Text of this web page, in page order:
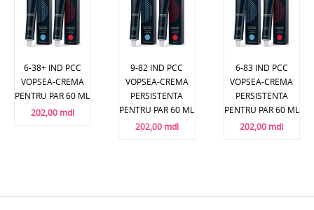
6-38+ IND PCC
VOPSEA-CREMA
PENTRU PAR 60 ML
202,00 mdl
9-82 IND PCC
VOPSEA-CREMA
PERSISTENTA
PENTRU PAR 60 ML
202,00 mdl
6-83 IND PCC
VOPSEA-CREMA
PERSISTENTA
PENTRU PAR 60 ML
202,00 mdl